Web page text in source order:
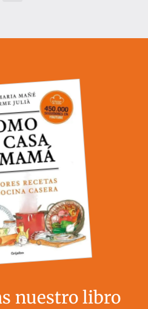
nuestro libro